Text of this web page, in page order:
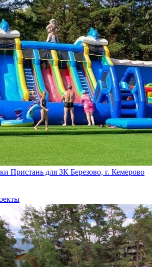
Пристань для ЗК Березово, г. Кемерово